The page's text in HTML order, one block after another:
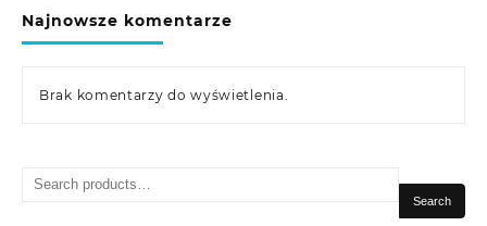
Najnowsze komentarze
Brak komentarzy do wyświetlenia.
Search
Search